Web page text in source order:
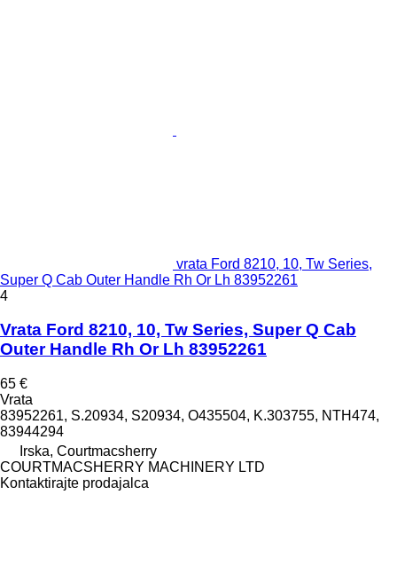
vrata Ford 8210, 10, Tw Series,
Super Q Cab Outer Handle Rh Or Lh 83952261
4
Vrata Ford 8210, 10, Tw Series, Super Q Cab
Outer Handle Rh Or Lh 83952261
65 €
Vrata
83952261, S.20934, S20934, O435504, K.303755, NTH474,
83944294
Irska, Courtmacsherry
COURTMACSHERRY MACHINERY LTD
Kontaktirajte prodajalca